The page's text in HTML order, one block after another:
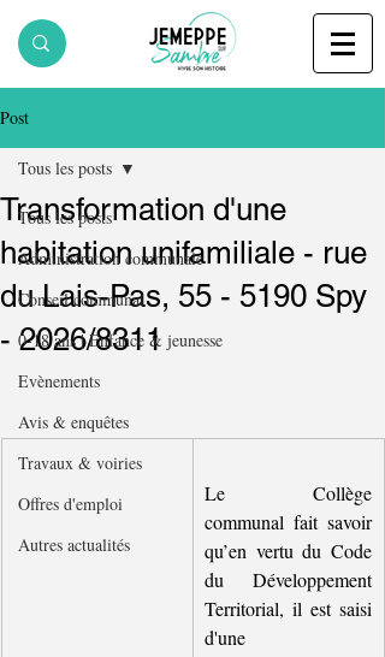
Post
Tous les posts
Administration communale
Conseil communal
0-18 ans | Enfance & jeunesse
Evènements
Avis & enquêtes
Travaux & voiries
Offres d'emploi
Autres actualités
Tous les posts
Transformation d'une
habitation unifamiliale - rue
du Lais-Pas, 55 - 5190 Spy
- 2026/8311
Le Collège
communal fait savoir
qu’en vertu du Code
du Développement
Territorial, il est saisi
d'une